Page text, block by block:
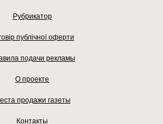
Рубрикатор
публічної оферти
подачи рекламы
О проекте
продажи газеты
Контакты